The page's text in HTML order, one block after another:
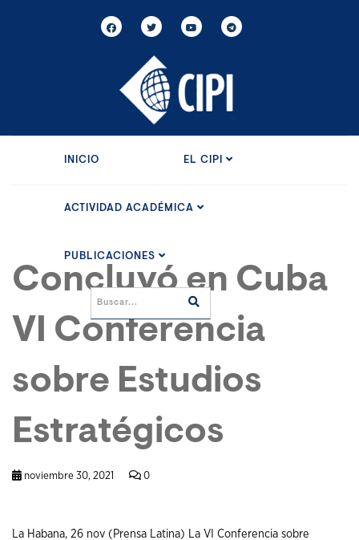
INICIO EL CIPI
ACTIVIDAD ACADÉMICA
PUBLICACIONES
Concluyó en Cuba
VI Conferencia
sobre Estudios
Estratégicos
noviembre 30, 2021 0
La Habana, 26 nov (Prensa Latina) La VI Conferencia sobre